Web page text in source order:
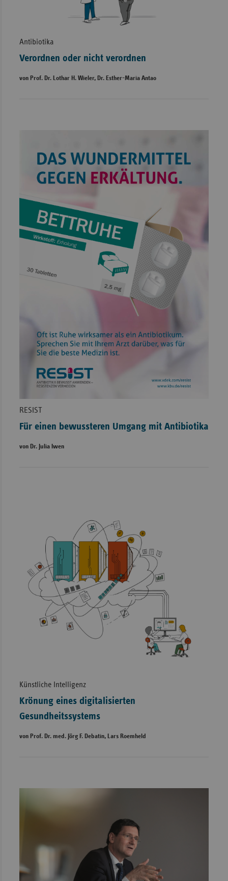
Antibiotika
Verordnen oder nicht verordnen
von Prof. Dr. Lothar H. Wieler, Dr. Esther-Maria Antao
RESIST
Für einen bewussteren Umgang mit Antibiotika
von Dr. Julia Iwen
Künstliche Intelligenz
Krönung eines digitalisierten
Gesundheitssystems
von Prof. Dr. med. Jörg F. Debatin, Lars Roemheld